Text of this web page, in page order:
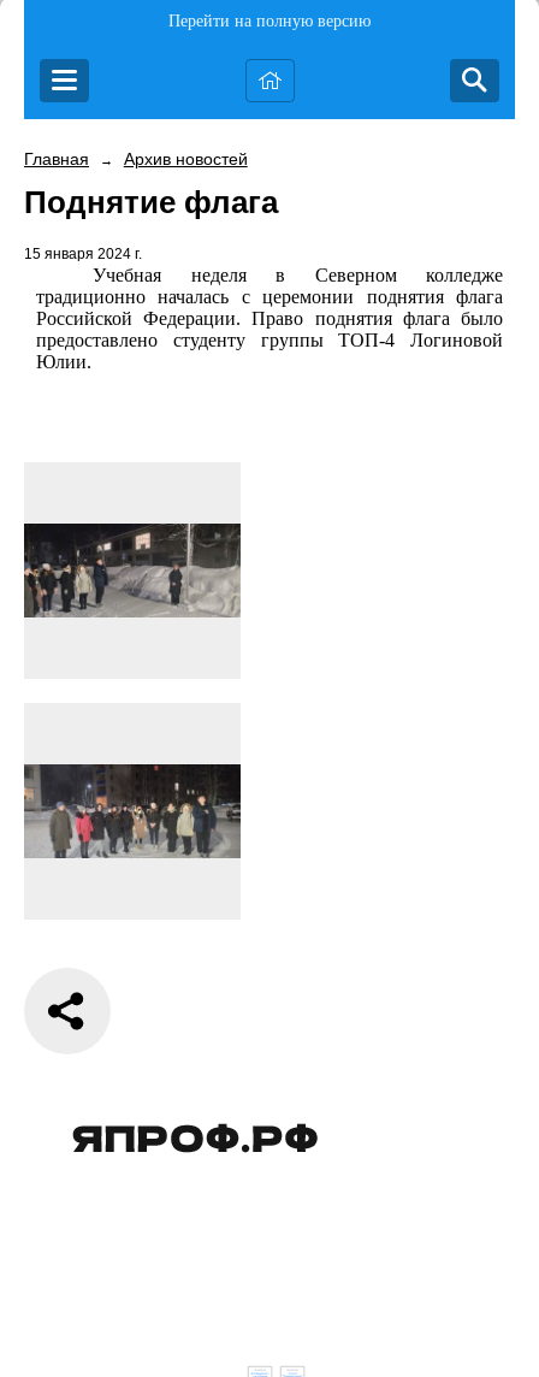
Перейти на полную версию
Главная → Архив новостей
Поднятие флага
15 января 2024 г.
Учебная неделя в Северном колледже
традиционно началась с церемонии поднятия флага
Российской Федерации. Право поднятия флага было
предоставлено студенту группы ТОП-4 Логиновой
Юлии.